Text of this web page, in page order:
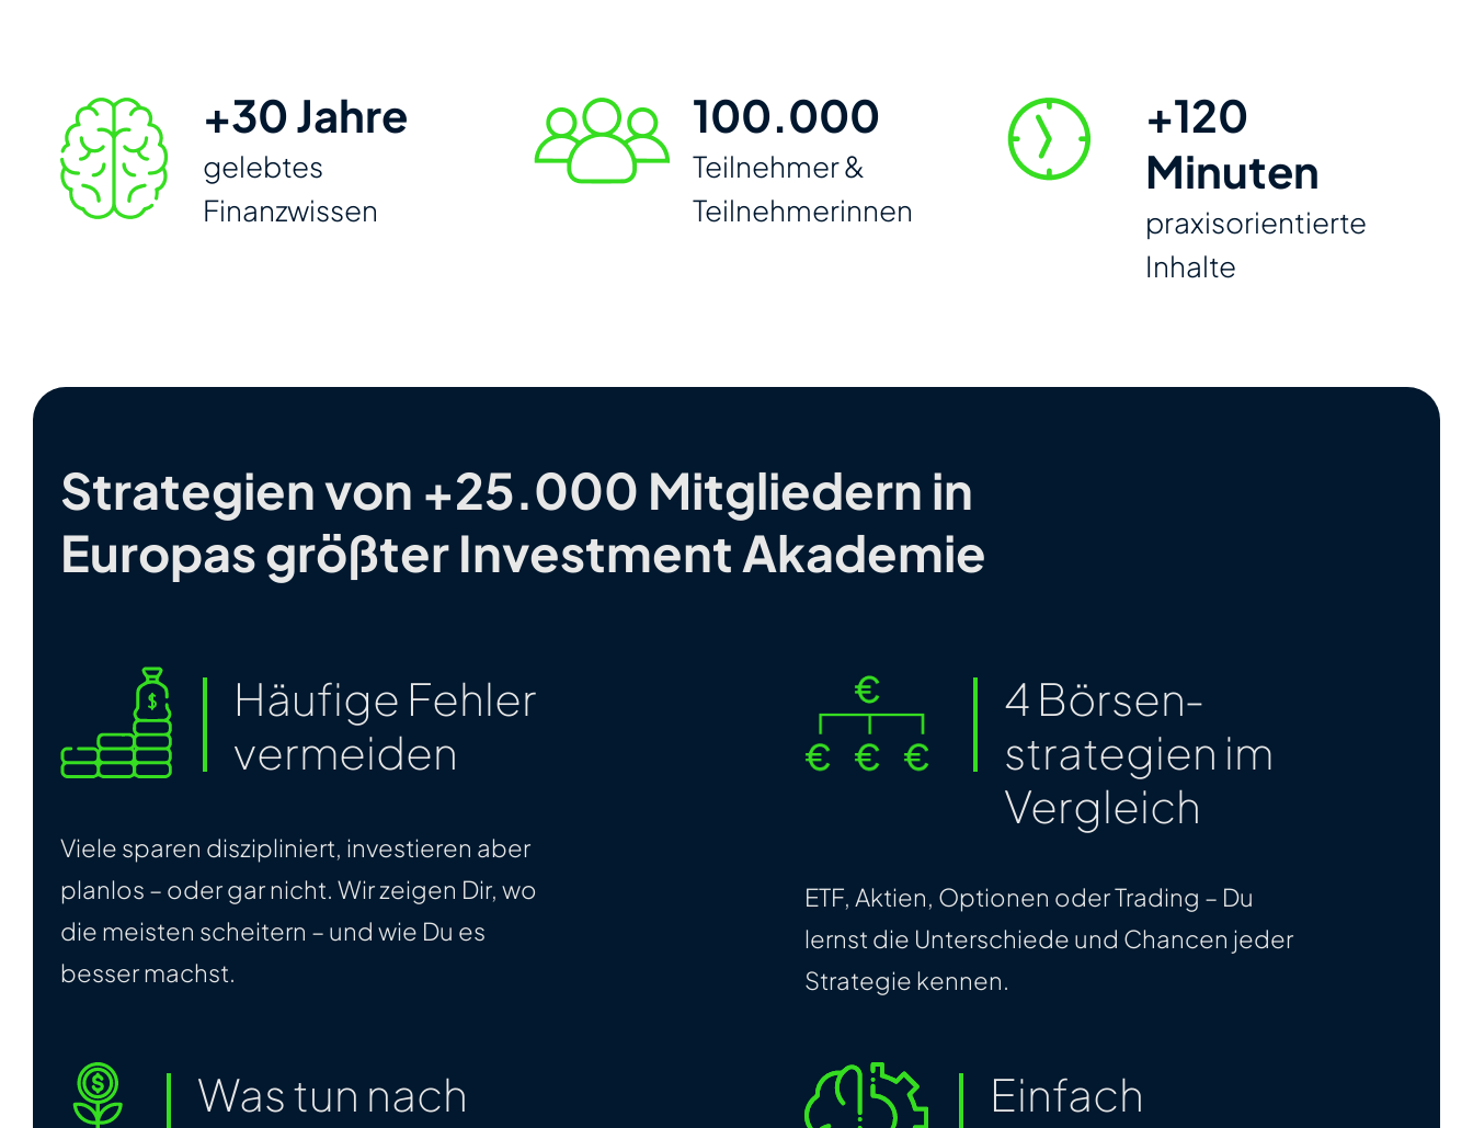
+30 Jahre
gelebtes
Finanzwissen
100.000
Teilnehmer &
Teilnehmerinnen
+120
Minuten
praxis­orientierte
Inhalte
Strategien von +25.000 Mitgliedern in
Europas größter Investment Akademie
Häufige Fehler
vermeiden
Viele sparen diszipliniert, investieren aber
planlos – oder gar nicht. Wir zeigen Dir, wo
die meisten scheitern – und wie Du es
besser machst.
4 Börsen­
strategien im
Vergleich
ETF, Aktien, Optionen oder Trading – Du
lernst die Unterschiede und Chancen jeder
Strategie kennen.
Was tun nach
Einfach